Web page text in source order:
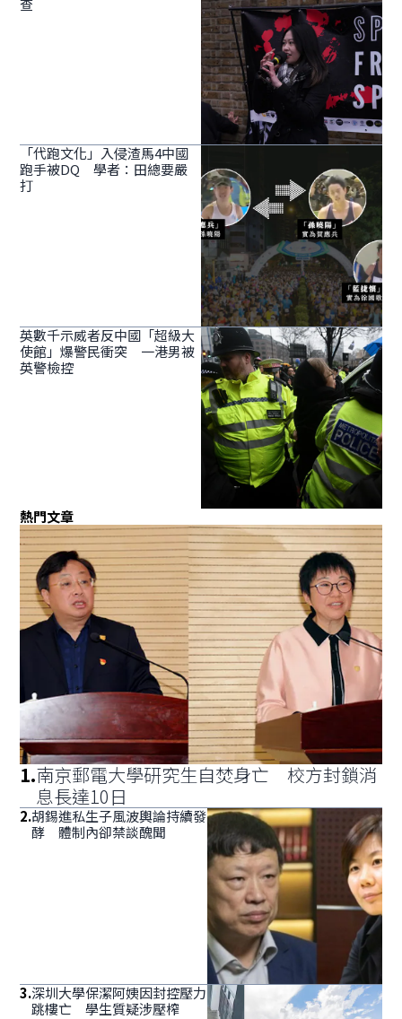
查
「代跑文化」入侵渣馬4中國
跑手被DQ 學者：田總要嚴
打
英數千示威者反中國「超級大
使館」爆警民衝突 一港男被
英警檢控
熱門文章
1.南京郵電大學研究生自焚身亡 校方封鎖消
息長達10日
2.胡錫進私生子風波輿論持續發
酵 體制內卻禁談醜聞
3.深圳大學保潔阿姨因封控壓力
跳樓亡 學生質疑涉壓榨